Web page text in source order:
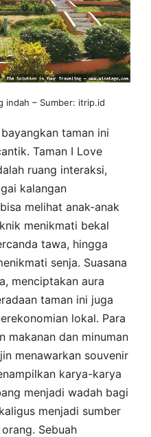
indah – Sumber: itrip.id
taman ini
Taman I Love
ruang interaksi,
kalangan
melihat anak-anak
menikmati bekal
tawa, hingga
senja. Suasana
menciptakan aura
taman ini juga
lokal. Para
makanan dan minuman
menawarkan souvenir
karya-karya
menjadi wadah bagi
menjadi sumber
Sebuah